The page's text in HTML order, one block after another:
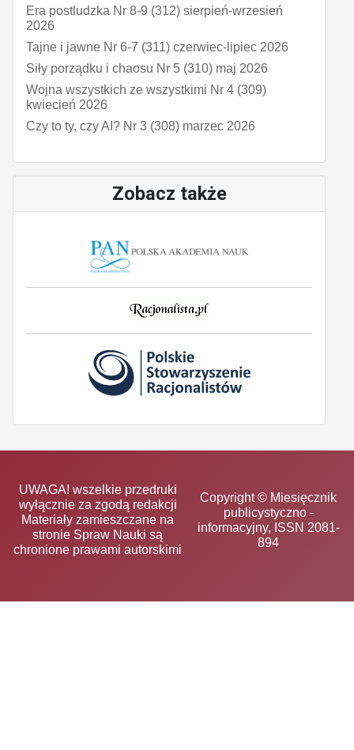
Era postludzka Nr 8-9 (312) sierpień-wrzesień
2026
Tajne i jawne Nr 6-7 (311) czerwiec-lipiec 2026
Siły porządku i chaosu Nr 5 (310) maj 2026
Wojna wszystkich ze wszystkimi Nr 4 (309)
kwiecień 2026
Czy to ty, czy AI? Nr 3 (308) marzec 2026
Zobacz także
UWAGA! wszelkie przedruki
wyłącznie za zgodą redakcji
Materiały zamieszczane na
stronie Spraw Nauki są
chronione prawami autorskimi
Copyright © Miesięcznik
publicystyczno -
informacyjny, ISSN 2081-
894